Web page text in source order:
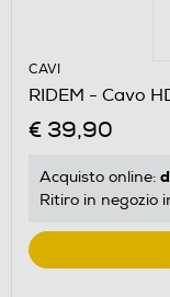
CAVI
RIDEM - Cavo
€ 39,90
Acquisto online:
Ritiro in negozio